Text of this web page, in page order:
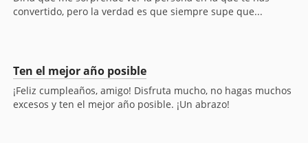
convertido, pero la verdad es que siempre supe que...
Ten el mejor año posible
¡Feliz cumpleaños, amigo! Disfruta mucho, no hagas muchos
excesos y ten el mejor año posible. ¡Un abrazo!